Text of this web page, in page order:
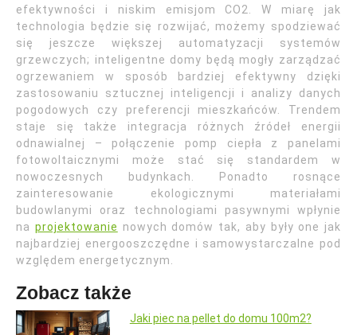
efektywności i niskim emisjom CO2. W miarę jak
technologia będzie się rozwijać, możemy spodziewać
się jeszcze większej automatyzacji systemów
grzewczych; inteligentne domy będą mogły zarządzać
ogrzewaniem w sposób bardziej efektywny dzięki
zastosowaniu sztucznej inteligencji i analizy danych
pogodowych czy preferencji mieszkańców. Trendem
staje się także integracja różnych źródeł energii
odnawialnej – połączenie pomp ciepła z panelami
fotowoltaicznymi może stać się standardem w
nowoczesnych budynkach. Ponadto rosnące
zainteresowanie ekologicznymi materiałami
budowlanymi oraz technologiami pasywnymi wpłynie
na projektowanie nowych domów tak, aby były one jak
najbardziej energooszczędne i samowystarczalne pod
względem energetycznym.
Zobacz także
Jaki piec na pellet do domu 100m2?